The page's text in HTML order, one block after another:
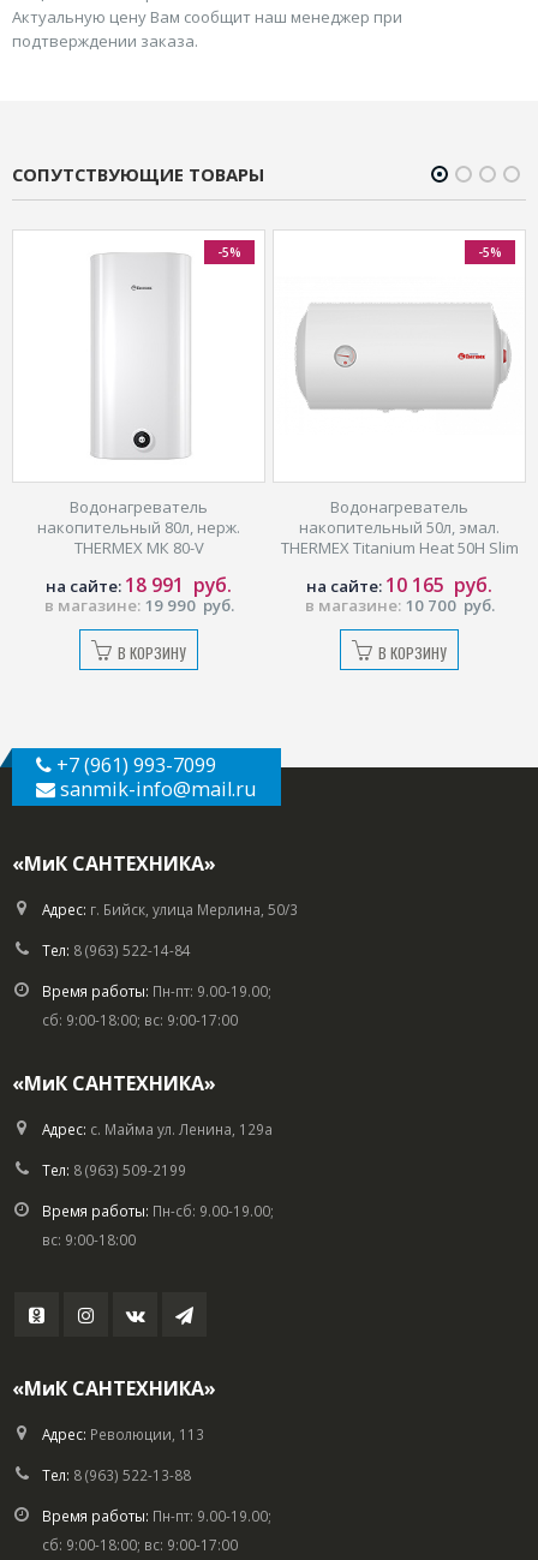
Актуальную цену Вам сообщит наш менеджер при
подтверждении заказа.
СОПУТСТВУЮЩИЕ ТОВАРЫ
-5%
Водонагреватель
накопительный 80л, нерж.
THERMEX МК 80-V
в магазине: 19 990 руб.
на сайте: 18 991 руб.
В КОРЗИНУ
-5%
Водонагреватель
накопительный 50л, эмал.
TНERMEX Titanium Heat 50H Slim
в магазине: 10 700 руб.
на сайте: 10 165 руб.
В КОРЗИНУ
+7 (961) 993-7099
sanmik-info@mail.ru
«МиК САНТЕХНИКА»
Адрес: г. Бийск, улица Мерлина, 50/3
Тел: 8 (963) 522-14-84
Время работы: Пн-пт: 9.00-19.00;
сб: 9:00-18:00; вс: 9:00-17:00
«МиК САНТЕХНИКА»
Адрес: с. Майма ул. Ленина, 129а
Тел: 8 (963) 509-2199
Время работы: Пн-сб: 9.00-19.00;
вс: 9:00-18:00
«МиК САНТЕХНИКА»
Адрес: Революции, 113
Тел: 8 (963) 522-13-88
Время работы: Пн-пт: 9.00-19.00;
сб: 9:00-18:00; вс: 9:00-17:00